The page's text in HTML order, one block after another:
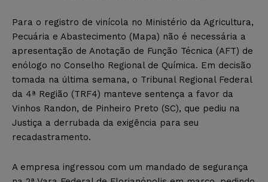
Para o registro de vinícola no Ministério da Agricultura,
Pecuária e Abastecimento (Mapa) não é necessária a
apresentação de Anotação de Função Técnica (AFT) de
enólogo no Conselho Regional de Química. Em decisão
tomada na última semana, o Tribunal Regional Federal
da 4ª Região (TRF4) manteve sentença a favor da
Vinhos Randon, de Pinheiro Preto (SC), que pediu na
Justiça a derrubada da exigência para seu
recadastramento.
A empresa ingressou com um mandado de segurança